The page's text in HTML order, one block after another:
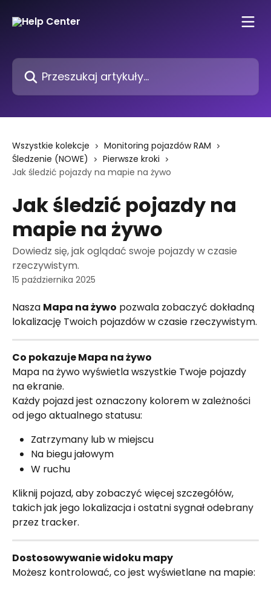
Przeszukaj artykuły...
Wszystkie kolekcje
Monitoring pojazdów RAM
Śledzenie (NOWE)
Pierwsze kroki
Jak śledzić pojazdy na mapie na żywo
Jak śledzić pojazdy na
mapie na żywo
Dowiedz się, jak oglądać swoje pojazdy w czasie
rzeczywistym.
15 października 2025
Nasza Mapa na żywo pozwala zobaczyć dokładną
lokalizację Twoich pojazdów w czasie rzeczywistym.
Co pokazuje Mapa na żywo
Mapa na żywo wyświetla wszystkie Twoje pojazdy
na ekranie.
Każdy pojazd jest oznaczony kolorem w zależności
od jego aktualnego statusu:
Zatrzymany lub w miejscu
Na biegu jałowym
W ruchu
Kliknij pojazd, aby zobaczyć więcej szczegółów,
takich jak jego lokalizacja i ostatni sygnał odebrany
przez tracker.
Dostosowywanie widoku mapy
Możesz kontrolować, co jest wyświetlane na mapie: